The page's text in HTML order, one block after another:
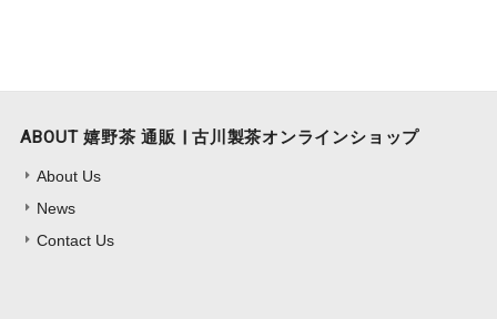
ABOUT 嬉野茶 通販 | 古川製茶オンラインショップ
About Us
News
Contact Us